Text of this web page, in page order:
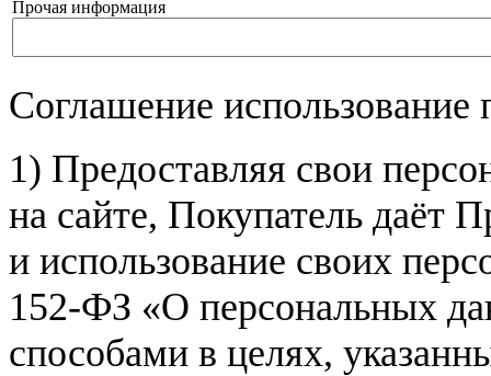
Прочая информация
Соглашение
1) Предоставляя свои
на сайте, Покупатель даёт
и использование своих
152-ФЗ «О персональных
способами в целях,